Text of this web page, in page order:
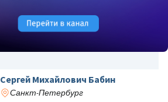
Сергей Михайлович Бабин
Санкт-Петербург